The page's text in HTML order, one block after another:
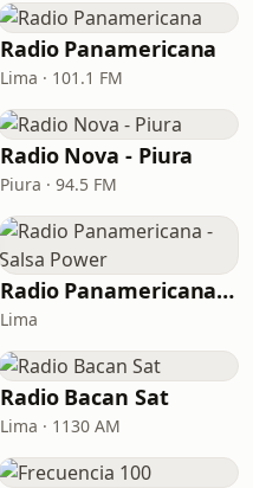
Radio Panamericana
Lima · 101.1 FM
Radio Nova - Piura
Piura · 94.5 FM
Radio Panamericana - Salsa Power
Lima
Radio Bacan Sat
Lima · 1130 AM